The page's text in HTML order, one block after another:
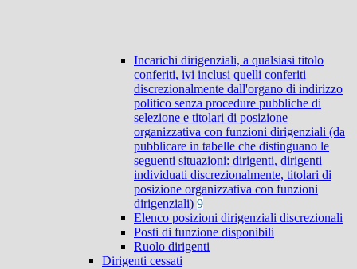
Incarichi dirigenziali, a qualsiasi titolo
conferiti, ivi inclusi quelli conferiti
discrezionalmente dall'organo di indirizzo
politico senza procedure pubbliche di
selezione e titolari di posizione
organizzativa con funzioni dirigenziali (da
pubblicare in tabelle che distinguano le
seguenti situazioni: dirigenti, dirigenti
individuati discrezionalmente, titolari di
posizione organizzativa con funzioni
dirigenziali) 9
Elenco posizioni dirigenziali discrezionali
Posti di funzione disponibili
Ruolo dirigenti
Dirigenti cessati